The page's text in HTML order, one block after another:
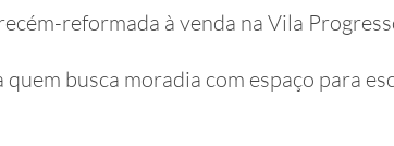
reformada à venda na Vila
quem busca moradia com espaço para